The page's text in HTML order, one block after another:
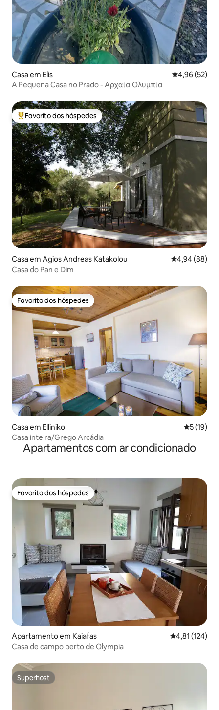
Casa em Elis Classificação
4,96 (52)
A Pequena Casa no Prado - Αρχαία Ολυμπία
Favoritos dos hóspedes mais apreciados
Favorito dos hóspedes
Casa em Agios Andreas Katakolou Classificação
4,94 (88)
Casa do Pan e Dim
Favorito dos hóspedes
Favorito dos hóspedes
Casa em Elliniko
5 (19)
Casa inteira/Grego Arcádia
Apartamentos com ar condicionado
Favorito dos hóspedes
Favorito dos hóspedes
Apartamento em Kaiafas Classificação
4,81 (124)
Casa de campo perto de Olympia
Superhost
Superhost